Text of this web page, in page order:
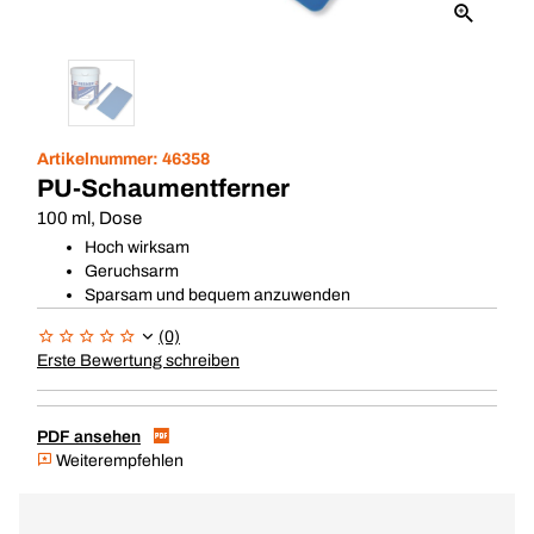
Artikelnummer: 46358
PU-Schaumentferner
100 ml, Dose
Hoch wirksam
Geruchsarm
Sparsam und bequem anzuwenden
(0)
Erste Bewertung schreiben
PDF ansehen
Weiterempfehlen